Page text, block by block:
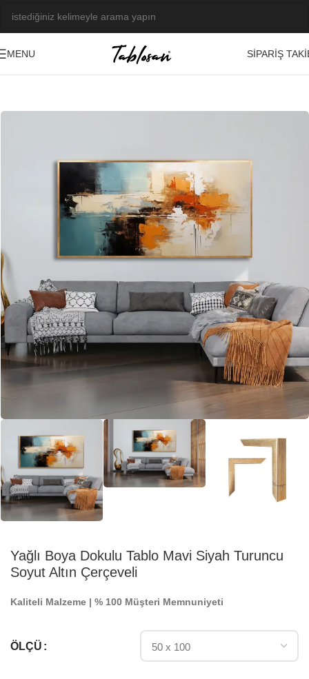
MENU
SIPARIŞ
Yağlı Boya Dokulu Tablo Mavi Siyah Turuncu
Soyut Altın Çerçeveli
Kaliteli Malzeme | % 100 Müşteri Memnuniyeti
ÖLÇÜ